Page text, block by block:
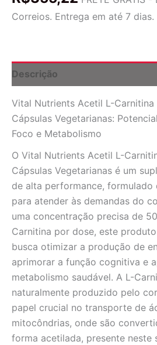
500
Cápsulas
Vegetarianas:
e
Foco
para
o
Seu
quantidade
Correios. Entrega em até 7 dias.
Descrição
Vital Nutrients Acetil L-
Cápsulas Vegetarianas:
Foco e Metabolismo
O Vital Nutrients Acetil L-
Cápsulas Vegetarianas é um
de alta performance,
para atender às demandas do
uma concentração precisa de
Carnitina por dose, este
busca otimizar a produção de
aprimorar a função cognitiva e
metabolismo saudável. A L-
naturalmente produzido pelo
papel crucial no transporte de
mitocôndrias, onde são
forma acetilada, presente neste